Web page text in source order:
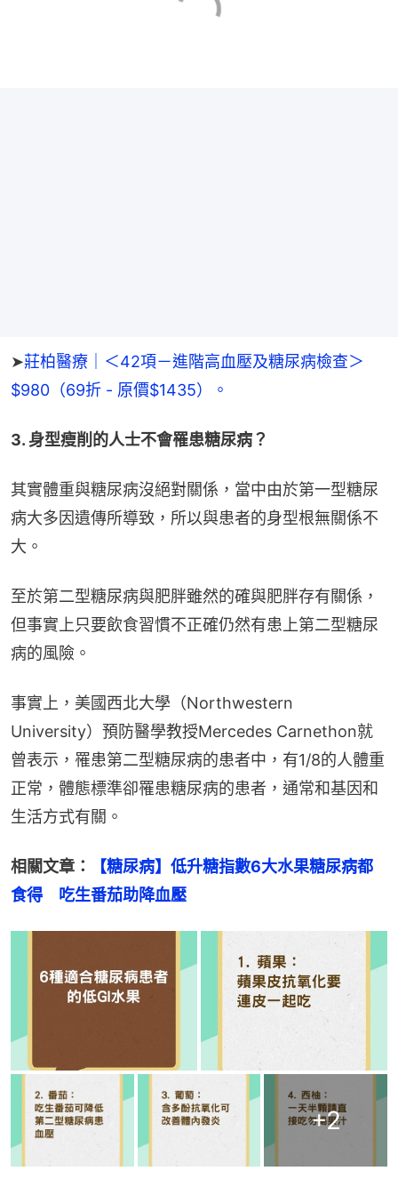
➤莊柏醫療｜＜42項－進階高血壓及糖尿病檢查＞
$980（69折 - 原價$1435）。
3. 身型瘦削的人士不會罹患糖尿病？
其實體重與糖尿病沒絕對關係，當中由於第一型糖尿
病大多因遺傳所導致，所以與患者的身型根無關係不
大。
至於第二型糖尿病與肥胖雖然的確與肥胖存有關係，
但事實上只要飲食習慣不正確仍然有患上第二型糖尿
病的風險。
事實上，美國西北大學（Northwestern
University）預防醫學教授Mercedes Carnethon就
曾表示，罹患第二型糖尿病的患者中，有1/8的人體重
正常，體態標準卻罹患糖尿病的患者，通常和基因和
生活方式有關。
相關文章：
【糖尿病】低升糖指數6大水果糖尿病都
食得　吃生番茄助降血壓
+2